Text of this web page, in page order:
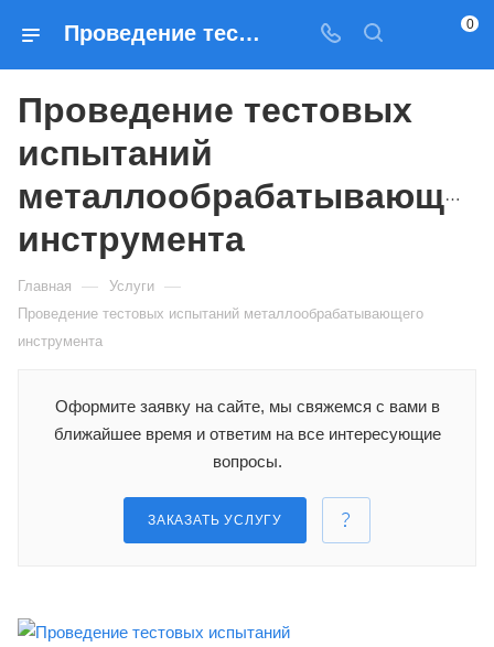
Проведение тестовых испытаний металлообрабатывающего инструмента 0
Проведение тестовых
испытаний
инструмента
Главная — Услуги —
Проведение тестовых испытаний металлообрабатывающего
инструмента
Оформите заявку на сайте, мы свяжемся с вами в
ближайшее время и ответим на все интересующие
вопросы.
ЗАКАЗАТЬ УСЛУГУ